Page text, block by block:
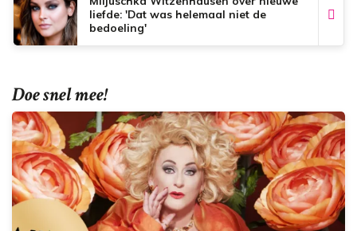
liefde: 'Dat was helemaal niet de
bedoeling'
Doe snel mee!